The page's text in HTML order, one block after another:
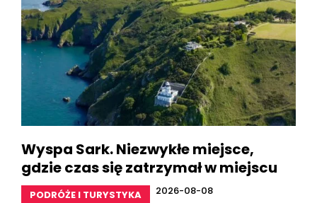
Wyspa Sark. Niezwykłe miejsce,
gdzie czas się zatrzymał w miejscu
PODRÓŻE I TURYSTYKA 2026-08-08